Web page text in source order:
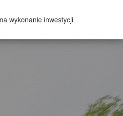
wykonanie inwestycji